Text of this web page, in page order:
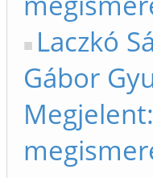
Laczkó
Gábor